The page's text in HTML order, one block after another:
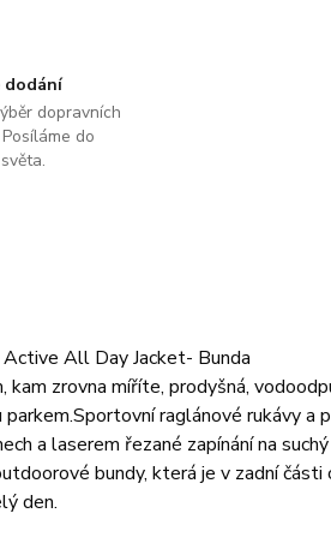
dodání
dopravních
do
All Day Jacket- Bunda
kam zrovna míříte, prodyšná,
Sportovní raglánové rukávy a
a laserem řezané zapínání na
bundy, která je v zadní
den.